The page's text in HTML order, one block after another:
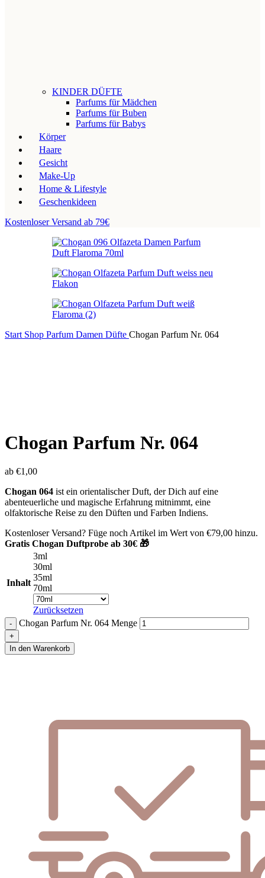
KINDER DÜFTE
Parfums für Mädchen
Parfums für Buben
Parfums für Babys
Körper
Haare
Gesicht
Make-Up
Home & Lifestyle
Geschenkideen
Kostenloser Versand ab 79€
Start Shop Parfum Damen Düfte Chogan Parfum Nr. 064
Chogan Parfum Nr. 064
ab €1,00
Chogan 064 ist ein orientalischer Duft, der Dich auf eine
abenteuerliche und magische Erfahrung mitnimmt, eine
olfaktorische Reise zu den Düften und Farben Indiens.
Kostenloser Versand? Füge noch Artikel im Wert von €79,00 hinzu.
Gratis Chogan Duftprobe ab 30€ 🎁
Inhalt
3ml
30ml
35ml
70ml
Zurücksetzen
Chogan Parfum Nr. 064 Menge
In den Warenkorb